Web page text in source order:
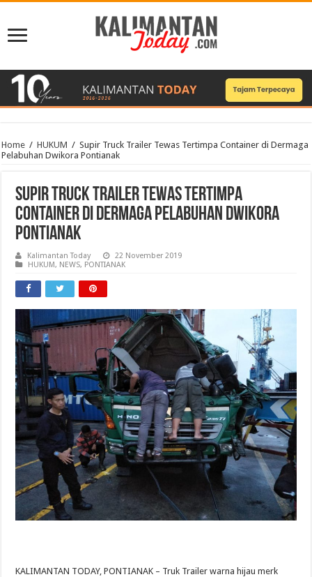
Home / HUKUM / Supir Truck Trailer Tewas Tertimpa Container di Dermaga
Pelabuhan Dwikora Pontianak
Supir Truck Trailer Tewas Tertimpa
Container di Dermaga Pelabuhan Dwikora
Pontianak
Kalimantan Today
22 November 2019
HUKUM, NEWS, PONTIANAK
KALIMANTAN TODAY, PONTIANAK – Truk Trailer warna hijau merk